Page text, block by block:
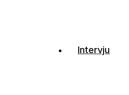
Intervju